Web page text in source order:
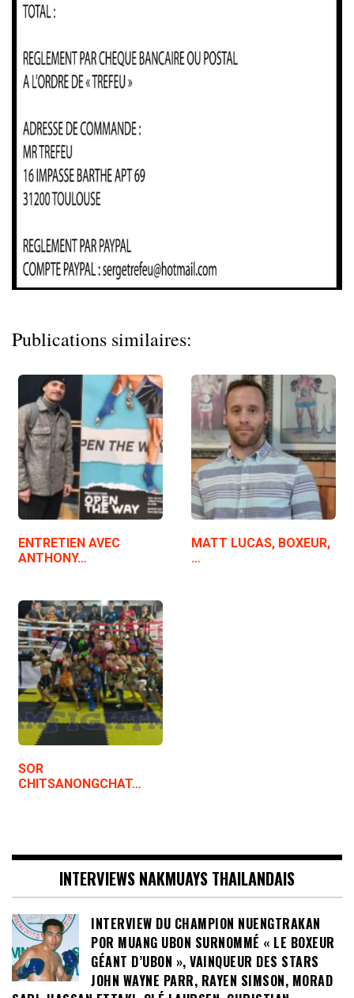
Publications similaires:
ENTRETIEN AVEC
ANTHONY…
MATT LUCAS, BOXEUR,
…
SOR
CHITSANONGCHAT…
INTERVIEWS NAKMUAYS THAILANDAIS
INTERVIEW DU CHAMPION NUENGTRAKAN
POR MUANG UBON SURNOMMÉ « LE BOXEUR
GÉANT D’UBON », VAINQUEUR DES STARS
JOHN WAYNE PARR, RAYEN SIMSON, MORAD